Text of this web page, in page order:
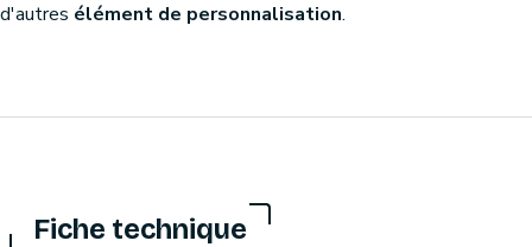
d'autres élément de personnalisation.
Fiche technique